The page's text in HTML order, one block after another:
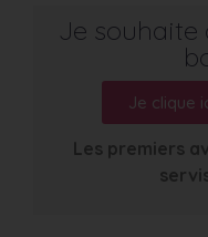
Je souhaite
Je clique
Les premiers